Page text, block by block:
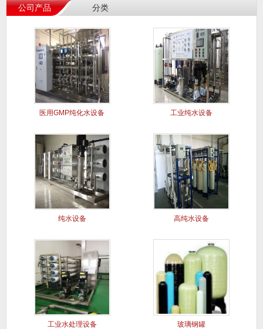
公司产品 分类
医用GMP纯化水设备 工业纯水设备
纯水设备 高纯水设备
工业水处理设备 玻璃钢罐